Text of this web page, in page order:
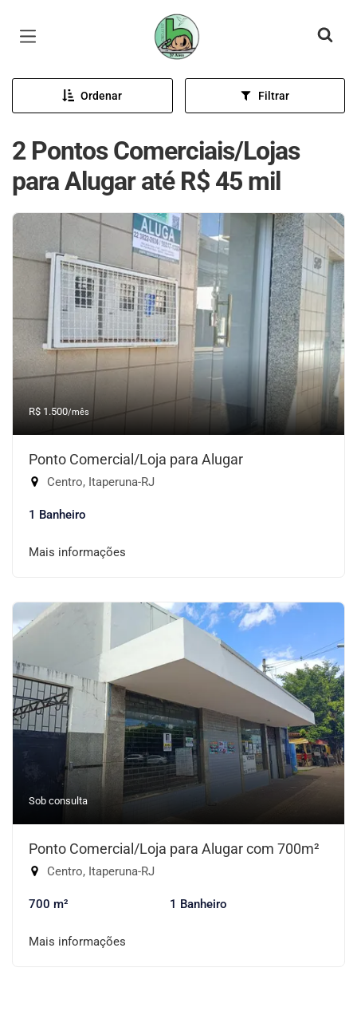
Página inicial
Ordenar Filtrar
2 Pontos Comerciais/Lojas
para Alugar até R$ 45 mil
R$ 1.500/mês
Ponto Comercial/Loja para Alugar
Centro, Itaperuna-RJ
1 Banheiro
Mais informações
Sob consulta
Ponto Comercial/Loja para Alugar com 700m²
Centro, Itaperuna-RJ
700 m² 1 Banheiro
Mais informações